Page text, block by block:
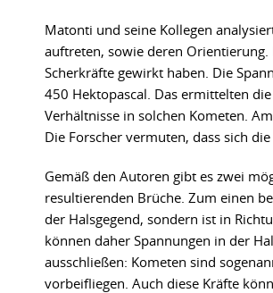
Matonti und seine Kollegen
auftreten, sowie deren Orientierung.
Scherkräfte gewirkt haben. Die
450 Hektopascal. Das ermittelten
Verhältnisse in solchen Kometen.
Die Forscher vermuten, dass sich
Gemäß den Autoren gibt es zwei
resultierenden Brüche. Zum einen
der Halsgegend, sondern ist in
können daher Spannungen in der
ausschließen: Kometen sind
vorbeifliegen. Auch diese Kräfte